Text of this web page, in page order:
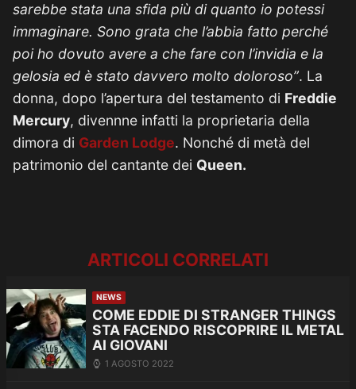
sarebbe stata una sfida più di quanto io potessi
immaginare. Sono grata che l’abbia fatto perché
poi ho dovuto avere a che fare con l’invidia e la
gelosia ed è stato davvero molto doloroso”. La
donna, dopo l’apertura del testamento di Freddie
Mercury, divennne infatti la proprietaria della
dimora di Garden Lodge. Nonché di metà del
patrimonio del cantante dei Queen.
ARTICOLI CORRELATI
NEWS
COME EDDIE DI STRANGER THINGS
STA FACENDO RISCOPRIRE IL METAL
AI GIOVANI
1 AGOSTO 2022